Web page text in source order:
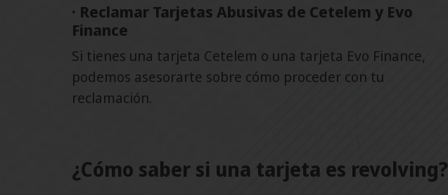
· Reclamar Tarjetas Abusivas de Cetelem y Evo
Finance
Si tienes una tarjeta Cetelem o una tarjeta Evo Finance,
podemos asesorarte sobre cómo proceder con tu
reclamación.
¿Cómo saber si una tarjeta es revolving?